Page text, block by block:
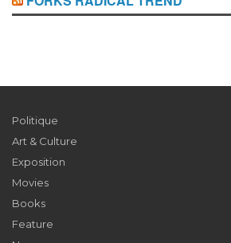
Politique
Art & Culture
Exposition
Movies
Books
Feature